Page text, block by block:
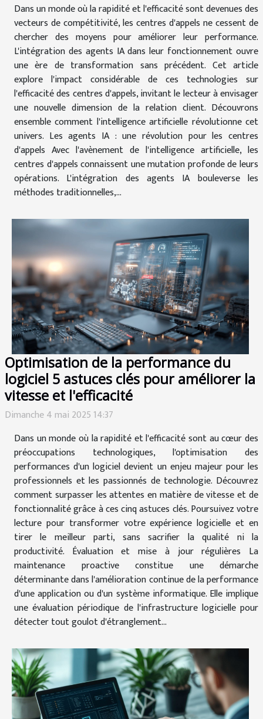
Dans un monde où la rapidité et l'efficacité sont devenues des
vecteurs de compétitivité, les centres d'appels ne cessent de
chercher des moyens pour améliorer leur performance.
L'intégration des agents IA dans leur fonctionnement ouvre
une ère de transformation sans précédent. Cet article
explore l'impact considérable de ces technologies sur
l'efficacité des centres d'appels, invitant le lecteur à envisager
une nouvelle dimension de la relation client. Découvrons
ensemble comment l'intelligence artificielle révolutionne cet
univers. Les agents IA : une révolution pour les centres
d'appels Avec l'avènement de l'intelligence artificielle, les
centres d'appels connaissent une mutation profonde de leurs
opérations. L'intégration des agents IA bouleverse les
méthodes traditionnelles,...
Optimisation de la performance du
logiciel 5 astuces clés pour améliorer la
vitesse et l'efficacité
Dimanche 4 mai 2025 14:37
Dans un monde où la rapidité et l'efficacité sont au cœur des
préoccupations technologiques, l'optimisation des
performances d'un logiciel devient un enjeu majeur pour les
professionnels et les passionnés de technologie. Découvrez
comment surpasser les attentes en matière de vitesse et de
fonctionnalité grâce à ces cinq astuces clés. Poursuivez votre
lecture pour transformer votre expérience logicielle et en
tirer le meilleur parti, sans sacrifier la qualité ni la
productivité. Évaluation et mise à jour régulières La
maintenance proactive constitue une démarche
déterminante dans l'amélioration continue de la performance
d'une application ou d'un système informatique. Elle implique
une évaluation périodique de l'infrastructure logicielle pour
détecter tout goulot d'étranglement...